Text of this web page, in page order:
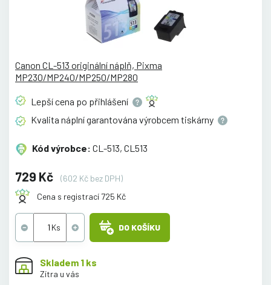
Canon CL-513 originální náplň, Pixma
MP230/MP240/MP250/MP280
Lepší cena po přihlášení
Kvalita náplní garantována výrobcem tiskárny
Kód výrobce: CL-513, CL513
729 Kč
(602 Kč bez DPH)
Cena s registrací 725 Kč
DO KOŠÍKU
Skladem 1 ks
Zítra u vás